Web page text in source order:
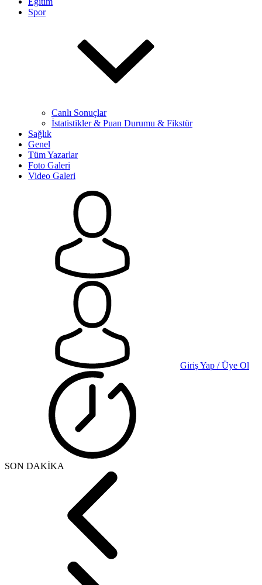
Spor
Canlı Sonuçlar
İstatistikler & Puan Durumu & Fikstür
Sağlık
Genel
Tüm Yazarlar
Foto Galeri
Video Galeri
Giriş Yap / Üye Ol
SON DAKİKA